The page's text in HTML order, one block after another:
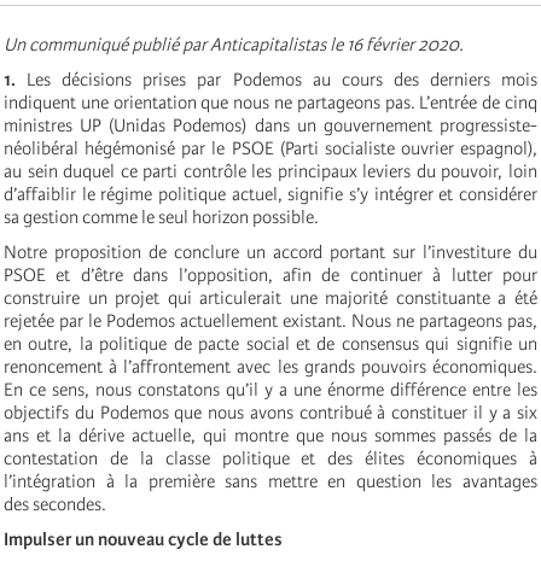
Un communiqué publié par Anticapitalistas le 16 février 2020.
1. Les décisions prises par Podemos au cours des derniers mois
indiquent une orientation que nous ne partageons pas. L’entrée de cinq
ministres UP (Unidas Podemos) dans un gouvernement progressiste-
néolibéral hégémonisé par le PSOE (Parti socialiste ouvrier espagnol),
au sein duquel ce parti contrôle les principaux leviers du pouvoir, loin
d’affaiblir le régime politique actuel, signifie s’y intégrer et considérer
sa gestion comme le seul horizon possible.
Notre proposition de conclure un accord portant sur l’investiture du
PSOE et d’être dans l’opposition, afin de continuer à lutter pour
construire un projet qui articulerait une majorité constituante a été
rejetée par le Podemos actuellement existant. Nous ne partageons pas,
en outre, la politique de pacte social et de consensus qui signifie un
renoncement à l’affrontement avec les grands pouvoirs économiques.
En ce sens, nous constatons qu’il y a une énorme différence entre les
objectifs du Podemos que nous avons contribué à constituer il y a six
ans et la dérive actuelle, qui montre que nous sommes passés de la
contestation de la classe politique et des élites économiques à
l’intégration à la première sans mettre en question les avantages
des secondes.
Impulser un nouveau cycle de luttes